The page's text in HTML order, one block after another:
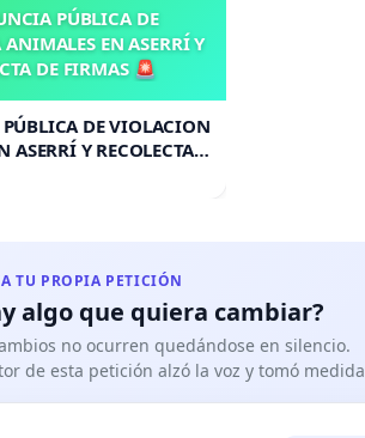
PÚBLICA DE
EN ASERRÍ Y
DE FIRMAS 🚨
DE VIOLACION
ASERRÍ Y RECOLECTA
TU PROPIA PETICIÓN
algo que quiera cambiar?
no ocurren quedándose en silencio.
de esta petición alzó la voz y tomó